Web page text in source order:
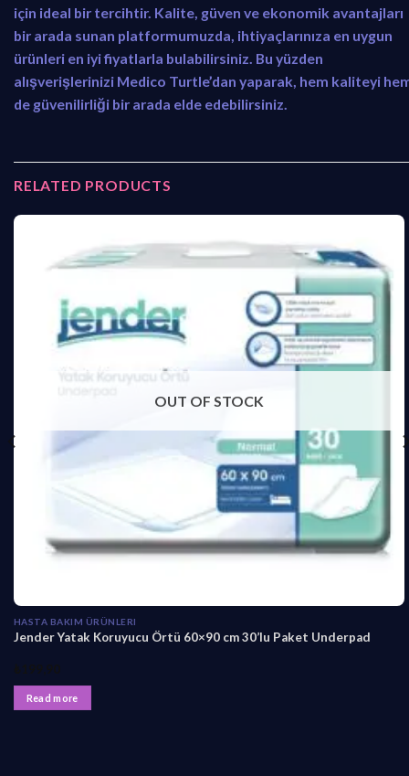
için ideal bir tercihtir. Kalite, güven ve ekonomik avantajları
bir arada sunan platformumuzda, ihtiyaçlarınıza en uygun
ürünleri en iyi fiyatlarla bulabilirsiniz. Bu yüzden
alışverişlerinizi Medico Turtle’dan yaparak, hem kaliteyi
de güvenilirliği bir arada elde edebilirsiniz.
RELATED PRODUCTS
OUT OF STOCK
HASTA BAKIM ÜRÜNLERI
Jender Yatak Koruyucu Örtü 60×90 cm 30’lu Paket Underpad
Read more